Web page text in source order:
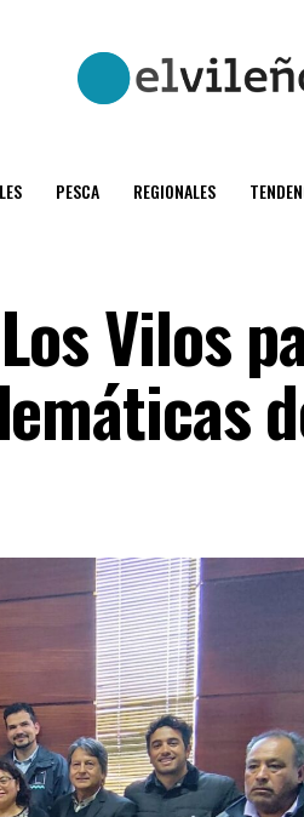
PESCA REGIONALES
Vilos